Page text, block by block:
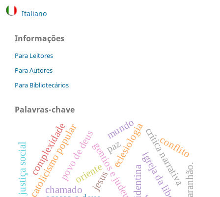
Italiano
Informações
Para Leitores
Para Autores
Para Bibliotecários
Palavras-chave
jesus
gentios e judeus
catolicismo popularoriente
eclesiologiacrítica narrativa
chamado
povo de deus
complexidade conflito
paz
mundo
justiça social maranhão.